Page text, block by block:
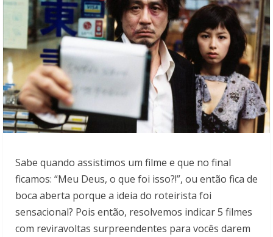
Sabe quando assistimos um filme e que no final
ficamos: “Meu Deus, o que foi isso?!”, ou então fica de
boca aberta porque a ideia do roteirista foi
sensacional? Pois então, resolvemos indicar 5 filmes
com reviravoltas surpreendentes para vocês darem